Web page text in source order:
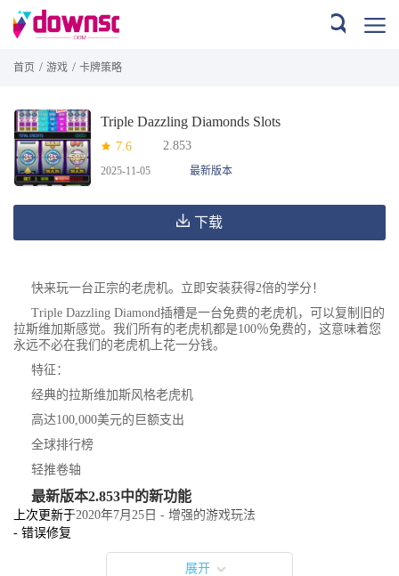
首页 / 游戏 / 卡牌策略
Triple Dazzling Diamonds Slots
7.6 2.853
2025-11-05 最新版本
下载
快来玩一台正宗的老虎机。立即安装获得2倍的学分！
Triple Dazzling Diamond插槽是一台免费的老虎机，可以复制旧的
拉斯维加斯感觉。我们所有的老虎机都是100％免费的，这意味着您
永远不必在我们的老虎机上花一分钱。
特征：
经典的拉斯维加斯风格老虎机
高达100,000美元的巨额支出
全球排行榜
轻推卷轴
最新版本2.853中的新功能
上次更新于2020年7月25日 - 增强的游戏玩法
- 错误修复
展开